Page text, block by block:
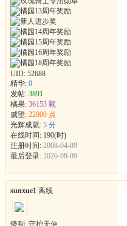
UID: 52688
精华: 0
发帖: 3891
橘果: 36153 颗
威望: 22000 点
光辉成就: 5 分
在线时间: 190(时)
注册时间: 2008-04-09
最后登录: 2026-08-09
sunxue1 离线
级别: 守护天使